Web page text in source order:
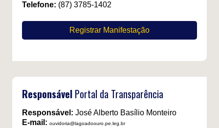
Telefone: (87) 3785-1402
Registrar Manifestação
Responsável Portal da Transparência
Responsável: José Alberto Basílio Monteiro
E-mail: ouvidoria@lagoadoouro.pe.leg.br